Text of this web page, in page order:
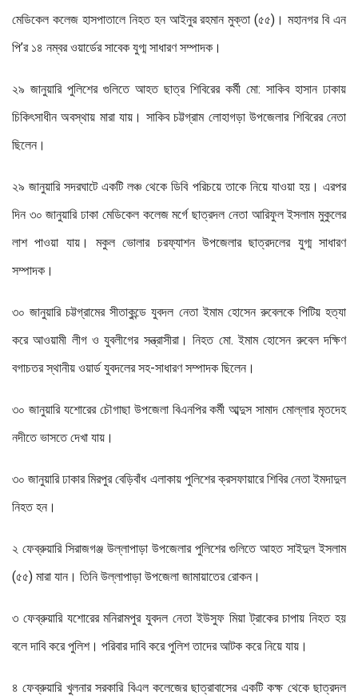
মেডিকেল কলেজ হাসপাতালে নিহত হন আইনুর রহমান মুক্তা (৫৫)। মহানগর বি এন
পি’র ১৪ নম্বর ওয়ার্ডের সাবেক যুগ্ম সাধারণ সম্পাদক।
২৯ জানুয়ারি পুলিশের গুলিতে আহত ছাত্র শিবিরের কর্মী মো: সাকিব হাসান ঢাকায়
চিকিৎসাধীন অবস্থায় মারা যায়। সাকিব চট্টগ্রাম লোহাগড়া উপজেলার শিবিরের নেতা
ছিলেন।
২৯ জানুয়ারি সদরঘাটে একটি লঞ্চ থেকে ডিবি পরিচয়ে তাকে নিয়ে যাওয়া হয়। এরপর
দিন ৩০ জানুয়ারি ঢাকা মেডিকেল কলেজ মর্গে ছাত্রদল নেতা আরিফুল ইসলাম মুকুলের
লাশ পাওয়া যায়। মকুল ভোলার চরফ্যাশন উপজেলার ছাত্রদলের যুগ্ম সাধারণ
সম্পাদক।
৩০ জানুয়ারি চট্টগ্রামের সীতাকুন্ডে যুবদল নেতা ইমাম হোসেন রুবেলকে পিটিয় হত্যা
করে আওয়ামী লীগ ও যুবলীগের সন্ত্রাসীরা। নিহত মো. ইমাম হোসেন রুবেল দক্ষিণ
বগাচতর স্থানীয় ওয়ার্ড যুবদলের সহ-সাধারণ সম্পাদক ছিলেন।
৩০ জানুয়ারি যশোরের চৌগাছা উপজেলা বিএনপির কর্মী আব্দুস সামাদ মোল্লার মৃতদেহ
নদীতে ভাসতে দেখা যায়।
৩০ জানুয়ারি ঢাকার মিরপুর বেড়িবাঁধ এলাকায় পুলিশের ক্রসফায়ারে শিবির নেতা ইমদাদুল
নিহত হন।
২ ফেব্রুয়ারি সিরাজগঞ্জ উল্লাপাড়া উপজেলার পুলিশের গুলিতে আহত সাইদুল ইসলাম
(৫৫) মারা যান। তিনি উল্লাপাড়া উপজেলা জামায়াতের রোকন।
৩ ফেব্রুয়ারি যশোরের মনিরামপুর যুবদল নেতা ইউসুফ মিয়া ট্রাকের চাপায় নিহত হয়
বলে দাবি করে পুলিশ। পরিবার দাবি করে পুলিশ তাদের আটক করে নিয়ে যায়।
৪ ফেব্রুয়ারি খুলনার সরকারি বিএল কলেজের ছাত্রাবাসের একটি কক্ষ থেকে ছাত্রদল